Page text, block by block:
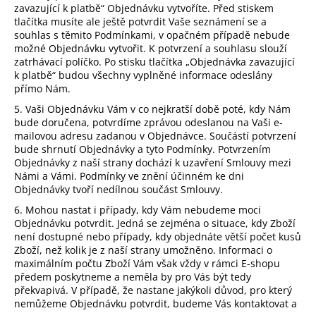
zavazující k platbě“ Objednávku vytvoříte. Před stiskem
tlačítka musíte ale ještě potvrdit Vaše seznámení se a
souhlas s těmito Podmínkami, v opačném případě nebude
možné Objednávku vytvořit. K potvrzení a souhlasu slouží
zatrhávací políčko. Po stisku tlačítka „Objednávka zavazující
k platbě“ budou všechny vyplněné informace odeslány
přímo Nám.
5. Vaši Objednávku Vám v co nejkratší době poté, kdy Nám
bude doručena, potvrdíme zprávou odeslanou na Vaši e-
mailovou adresu zadanou v Objednávce. Součástí potvrzení
bude shrnutí Objednávky a tyto Podmínky. Potvrzením
Objednávky z naší strany dochází k uzavření Smlouvy mezi
Námi a Vámi. Podmínky ve znění účinném ke dni
Objednávky tvoří nedílnou součást Smlouvy.
6. Mohou nastat i případy, kdy Vám nebudeme moci
Objednávku potvrdit. Jedná se zejména o situace, kdy Zboží
není dostupné nebo případy, kdy objednáte větší počet kusů
Zboží, než kolik je z naší strany umožněno. Informaci o
maximálním počtu Zboží Vám však vždy v rámci E-shopu
předem poskytneme a neměla by pro Vás být tedy
překvapivá. V případě, že nastane jakýkoli důvod, pro který
nemůžeme Objednávku potvrdit, budeme Vás kontaktovat a